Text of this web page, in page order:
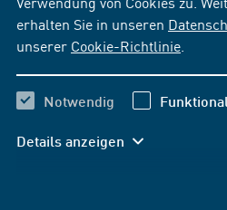
erhalten Sie in unseren
unserer Cookie-Richtlinie
Notwendig Funktional
Details anzeigen